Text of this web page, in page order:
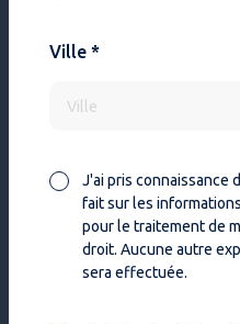
Ville *
J'ai pris connaissance
fait sur les
pour le traitement de
droit. Aucune autre
sera effectuée.